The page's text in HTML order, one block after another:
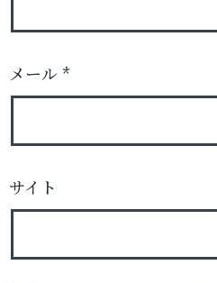
メール *
サイト